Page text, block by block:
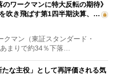
のワークマンに特大反転の期待》
吹き飛ばす第1四半期決算、…
マン（東証スタンダード・
まりで約34％下落…
な主役」として再評価される気